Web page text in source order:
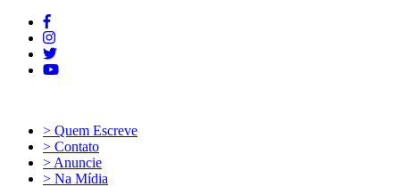
> Quem Escreve
> Contato
> Anuncie
> Na Mídia